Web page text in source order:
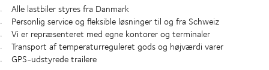
Alle lastbiler styres fra Danmark
Personlig service og fleksible løsninger til og fra Schweiz
Vi er repræsenteret med egne kontorer og terminaler
Transport af temperaturreguleret gods og højværdi varer
GPS-udstyrede trailere